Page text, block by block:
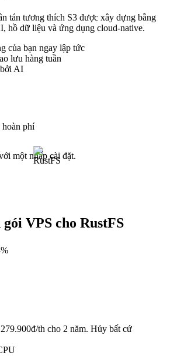
tán tương thích S3 được xây dựng bằng
hồ dữ liệu và ứng dụng cloud-native.
của bạn ngay lập tức
lưu hàng tuần
AI
phí
gói VPS cho RustFS
th cho 2 năm. Hủy bất cứ